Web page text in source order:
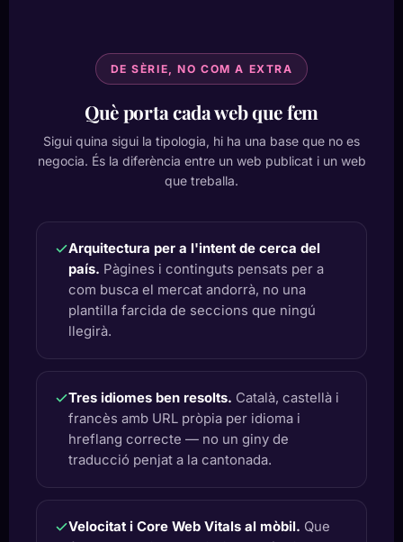
DE SÈRIE, NO COM A EXTRA
Què porta cada web que fem
Sigui quina sigui la tipologia, hi ha una base que no es
negocia. És la diferència entre un web publicat i un web
que treballa.
Arquitectura per a l'intent de cerca del
país. Pàgines i continguts pensats per a
com busca el mercat andorrà, no una
plantilla farcida de seccions que ningú
llegirà.
Tres idiomes ben resolts. Català, castellà i
francès amb URL pròpia per idioma i
hreflang correcte — no un giny de
traducció penjat a la cantonada.
Velocitat i Core Web Vitals al mòbil. Que